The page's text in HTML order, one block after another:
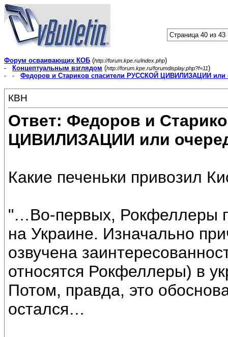
Страница 40 из 43
Форум осваивающих КОБ (http://forum.kpe.ru/index.php)
-
Концептуальным взглядом (http://forum.kpe.ru/forumdisplay.php?f=11)
- - Федоров и Стариков спасители РУССКОЙ ЦИВИЛИЗАЦИИ или
КВН
Ответ: Федоров и
ЦИВИЛИЗАЦИИ или
Какие печеньки привозил
"…Во-первых, Рокфеллеры
на Украине. Изначально
озвучена
относятся Рокфеллеры) в
Потом, правда, это
остался…